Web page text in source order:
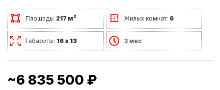
Площадь: 217 м2 Жилых комнат: 6
Габариты: 16 х 13 3 мес
~6 835 500 ₽